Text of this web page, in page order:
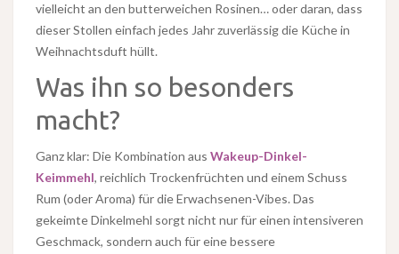
vielleicht an den butterweichen Rosinen… oder daran, dass
dieser Stollen einfach jedes Jahr zuverlässig die Küche in
Weihnachtsduft hüllt.
Was ihn so besonders
macht?
Ganz klar: Die Kombination aus Wakeup-Dinkel-
Keimmehl, reichlich Trockenfrüchten und einem Schuss
Rum (oder Aroma) für die Erwachsenen-Vibes. Das
gekeimte Dinkelmehl sorgt nicht nur für einen intensiveren
Geschmack, sondern auch für eine bessere